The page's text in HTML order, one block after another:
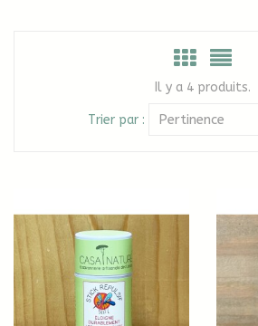
Il y a 4 produits.
Trier par : Pertinence